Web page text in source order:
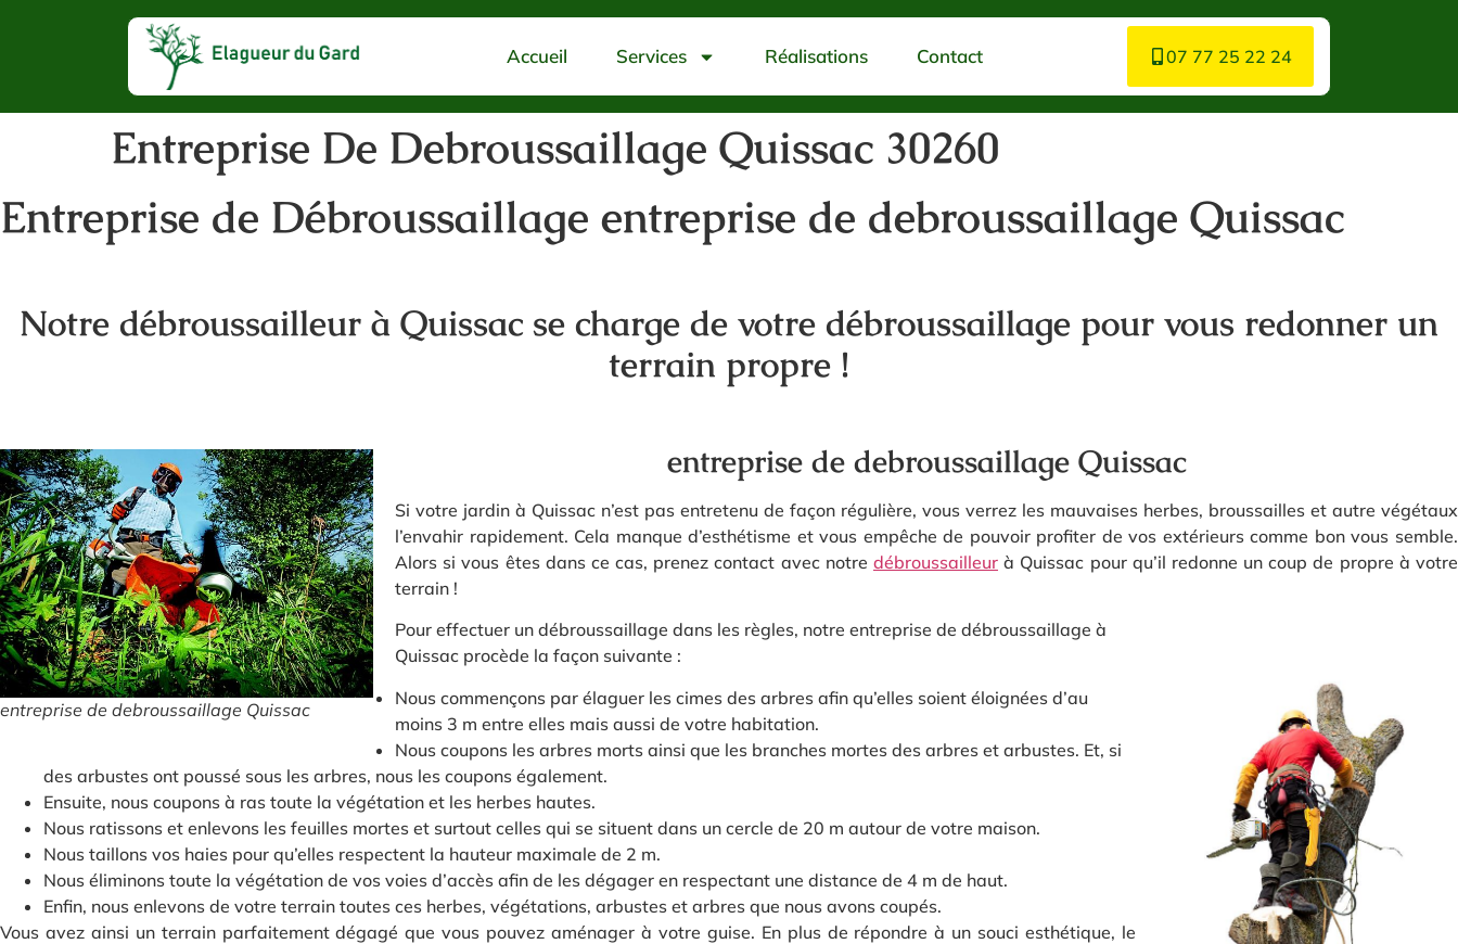
Accueil Services Réalisations Contact 07 77 25 22 24
Entreprise De Debroussaillage Quissac 30260
Entreprise de Débroussaillage entreprise de debroussaillage Quissac
Notre débroussailleur à Quissac se charge de votre débroussaillage pour vous redonner un
terrain propre !
entreprise de debroussaillage Quissac
entreprise de debroussaillage Quissac
Si votre jardin à Quissac n’est pas entretenu de façon régulière, vous verrez les mauvaises herbes, broussailles et autre végétaux
l’envahir rapidement. Cela manque d’esthétisme et vous empêche de pouvoir profiter de vos extérieurs comme bon vous semble.
Alors si vous êtes dans ce cas, prenez contact avec notre débroussailleur à Quissac pour qu’il redonne un coup de propre à votre
terrain !
Pour effectuer un débroussaillage dans les règles, notre entreprise de débroussaillage à
Quissac procède la façon suivante :
Nous commençons par élaguer les cimes des arbres afin qu’elles soient éloignées d’au
moins 3 m entre elles mais aussi de votre habitation.
Nous coupons les arbres morts ainsi que les branches mortes des arbres et arbustes. Et, si
des arbustes ont poussé sous les arbres, nous les coupons également.
Ensuite, nous coupons à ras toute la végétation et les herbes hautes.
Nous ratissons et enlevons les feuilles mortes et surtout celles qui se situent dans un cercle de 20 m autour de votre maison.
Nous taillons vos haies pour qu’elles respectent la hauteur maximale de 2 m.
Nous éliminons toute la végétation de vos voies d’accès afin de les dégager en respectant une distance de 4 m de haut.
Enfin, nous enlevons de votre terrain toutes ces herbes, végétations, arbustes et arbres que nous avons coupés.
Vous avez ainsi un terrain parfaitement dégagé que vous pouvez aménager à votre guise. En plus de répondre à un souci esthétique, le